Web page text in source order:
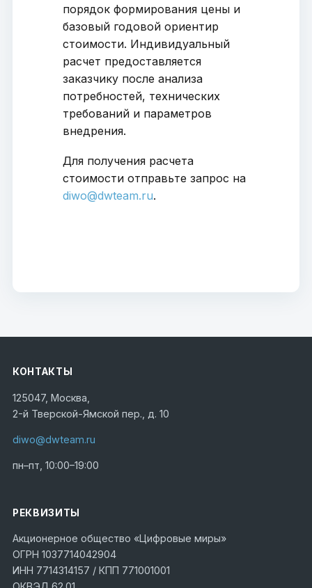
порядок формирования цены и
базовый годовой ориентир
стоимости. Индивидуальный
расчет предоставляется
заказчику после анализа
потребностей, технических
требований и параметров
внедрения.
Для получения расчета
стоимости отправьте запрос на
diwo@dwteam.ru.
КОНТАКТЫ
125047, Москва,
2-й Тверской-Ямской пер., д. 10
diwo@dwteam.ru
пн–пт, 10:00–19:00
РЕКВИЗИТЫ
Акционерное общество «Цифровые миры»
ОГРН 1037714042904
ИНН 7714314157 / КПП 771001001